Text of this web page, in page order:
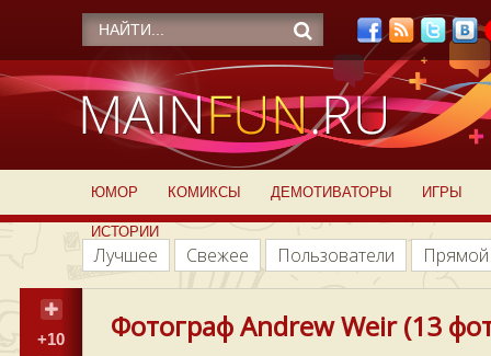
ЮМОР КОМИКСЫ ДЕМОТИВАТОРЫ ИГРЫ
ИСТОРИИ
Лучшее Свежее Пользователи
+10 Фотограф Andrew Weir (13